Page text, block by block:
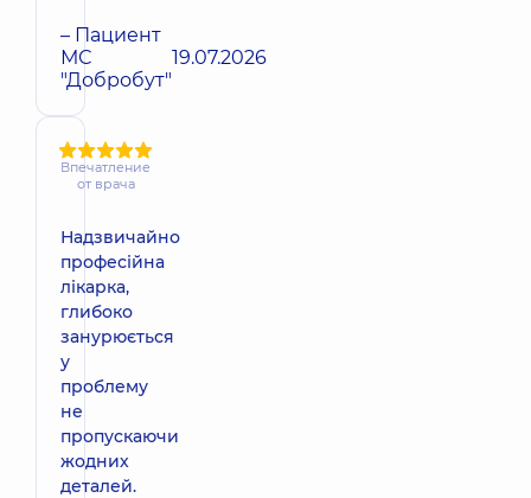
– Пациент
МС
"Добробут"
19.07.2026
Впечатление
от врача
Надзвичайно
професійна
лікарка,
глибоко
занурюється
у
проблему
не
пропускаючи
жодних
деталей.